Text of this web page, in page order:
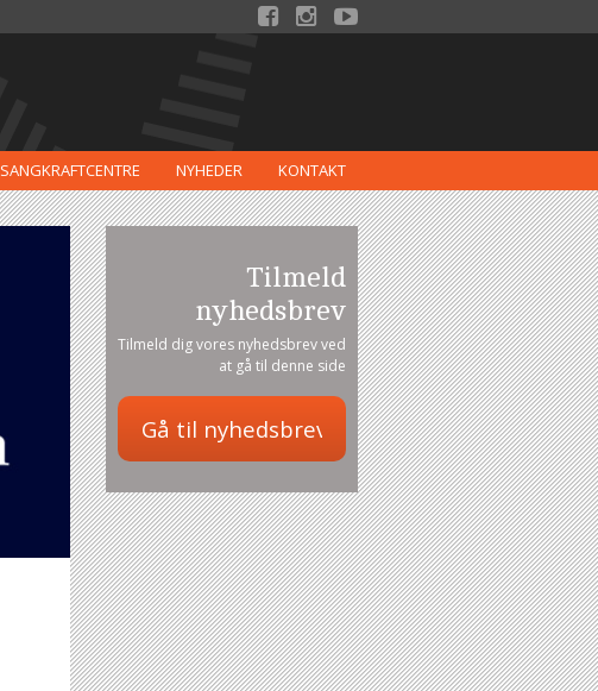
  
SANGKRAFTCENTRE NYHEDER KONTAKT
Tilmeld
nyhedsbrev
Tilmeld dig vores nyhedsbrev ved
at gå til denne side